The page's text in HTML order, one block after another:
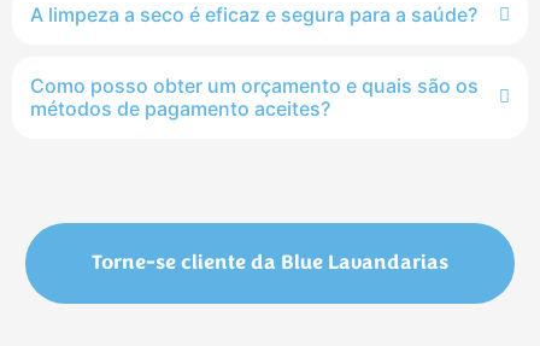
A limpeza a seco é eficaz e segura para a saúde?
Como posso obter um orçamento e quais são os
métodos de pagamento aceites?
Torne-se cliente da Blue Lavandarias